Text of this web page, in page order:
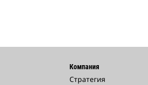
Компания
Стратегия